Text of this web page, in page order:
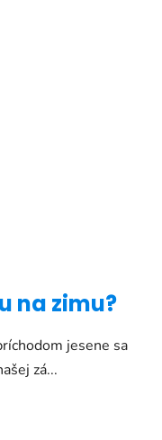
na zimu?
jesene sa
zá...